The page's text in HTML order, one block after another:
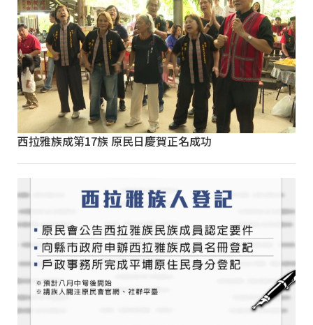
西拉雅族成第17族 原民日慶賀正名成功